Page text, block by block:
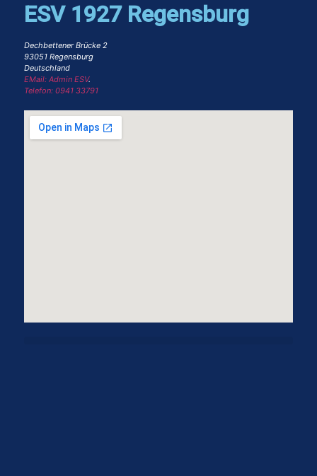
ESV 1927 Regensburg
Dechbettener Brücke 2
93051 Regensburg
Deutschland
EMail: Admin ESV.
Telefon: 0941 33791